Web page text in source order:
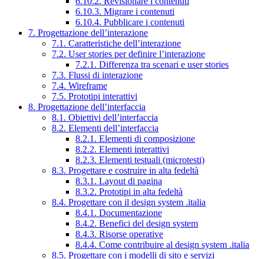
6.10.3. Migrare i contenuti
6.10.4. Pubblicare i contenuti
7. Progettazione dell’interazione
7.1. Caratteristiche dell’interazione
7.2. User stories per definire l’interazione
7.2.1. Differenza tra scenari e user stories
7.3. Flussi di interazione
7.4. Wireframe
7.5. Prototipi interattivi
8. Progettazione dell’interfaccia
8.1. Obiettivi dell’interfaccia
8.2. Elementi dell’interfaccia
8.2.1. Elementi di composizione
8.2.2. Elementi interattivi
8.2.3. Elementi testuali (microtesti)
8.3. Progettare e costruire in alta fedeltà
8.3.1. Layout di pagina
8.3.2. Prototipi in alta fedeltà
8.4. Progettare con il design system .italia
8.4.1. Documentazione
8.4.2. Benefici del design system
8.4.3. Risorse operative
8.4.4. Come contribuire al design system .italia
8.5. Progettare con i modelli di sito e servizi